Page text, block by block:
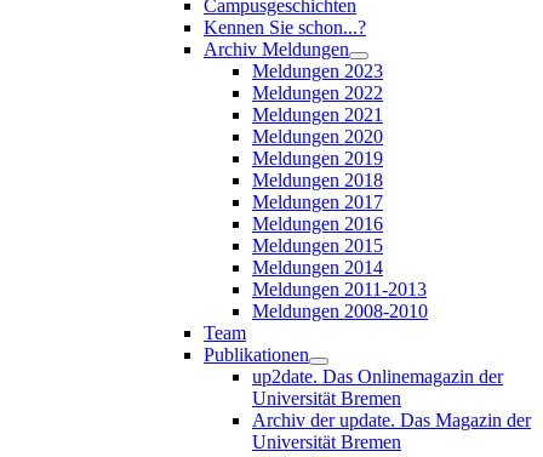
Campusgeschichten
Kennen Sie schon...?
Archiv Meldungen
Meldungen 2023
Meldungen 2022
Meldungen 2021
Meldungen 2020
Meldungen 2019
Meldungen 2018
Meldungen 2017
Meldungen 2016
Meldungen 2015
Meldungen 2014
Meldungen 2011-2013
Meldungen 2008-2010
Team
Publikationen
up2date. Das Onlinemagazin der
Universität Bremen
Archiv der update. Das Magazin der
Universität Bremen